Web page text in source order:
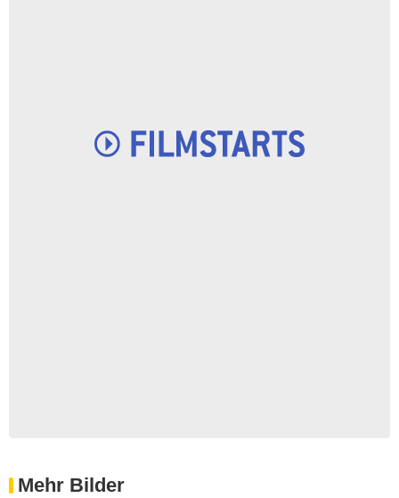
Mehr Bilder